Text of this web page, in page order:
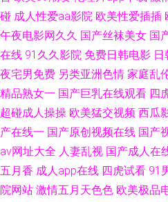
线 岛国搬运工首页97 婷婷五月先锋 超
99久久国产 日本aⅴ网站大全 91视频按
久久导网网址 91大神成人电影 极品福利
天婷婷不卡 俺去啦俺去啦新网官网 香
少妇精品一区二区三区 东京热视屏 亚洲
碰 成人性爱aa影院 欧美性爱插插
午夜电影网久久 国产丝袜美女 国
在线 91久久影院 免费日韩电影 日
夜宅男免费 另类亚洲色情 家庭乱
精品熟女一 国产巨乳在线观看 四
超碰成人操操 欧美猛交视频 西瓜
产在线一 国产原创视频在线 国产
av网址大全 人妻乱视 国产成人在
五月香 成人app在线 四虎试看 91
院网站 激情五月天色色 欧美极品